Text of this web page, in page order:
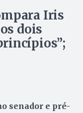
Iris
dois
senador e pré-